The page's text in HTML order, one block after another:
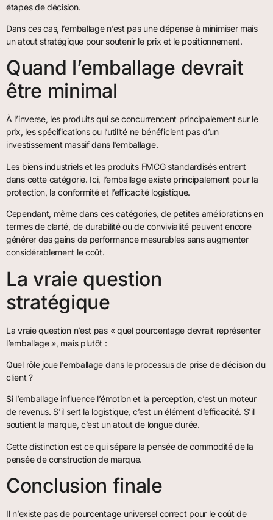
étapes de décision.
Dans ces cas, l’emballage n’est pas une dépense à minimiser mais
un atout stratégique pour soutenir le prix et le positionnement.
Quand l’emballage devrait
être minimal
À l’inverse, les produits qui se concurrencent principalement sur le
prix, les spécifications ou l’utilité ne bénéficient pas d’un
investissement massif dans l’emballage.
Les biens industriels et les produits FMCG standardisés entrent
dans cette catégorie. Ici, l’emballage existe principalement pour la
protection, la conformité et l’efficacité logistique.
Cependant, même dans ces catégories, de petites améliorations en
termes de clarté, de durabilité ou de convivialité peuvent encore
générer des gains de performance mesurables sans augmenter
considérablement le coût.
La vraie question
stratégique
La vraie question n’est pas « quel pourcentage devrait représenter
l’emballage », mais plutôt :
Quel rôle joue l’emballage dans le processus de prise de décision du
client ?
Si l’emballage influence l’émotion et la perception, c’est un moteur
de revenus. S’il sert la logistique, c’est un élément d’efficacité. S’il
soutient la marque, c’est un atout de longue durée.
Cette distinction est ce qui sépare la pensée de commodité de la
pensée de construction de marque.
Conclusion finale
Il n’existe pas de pourcentage universel correct pour le coût de